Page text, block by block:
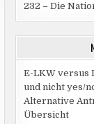
232 – Die
E-LKW versus
und nicht yes/
Alternative
Übersicht